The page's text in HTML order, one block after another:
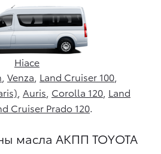
Hiace
Venza Land Cruiser 100
Auris Сorolla 120 Land
Cruiser Prado 120
масла АКПП TOYOTA